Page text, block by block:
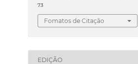
73
Fomatos de Citação
EDIÇÃO